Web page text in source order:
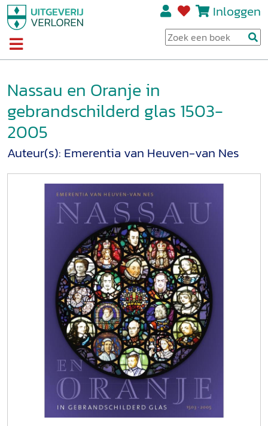
Inloggen
Nassau en Oranje in
gebrandschilderd glas 1503-
2005
Auteur(s): Emerentia van Heuven-van Nes